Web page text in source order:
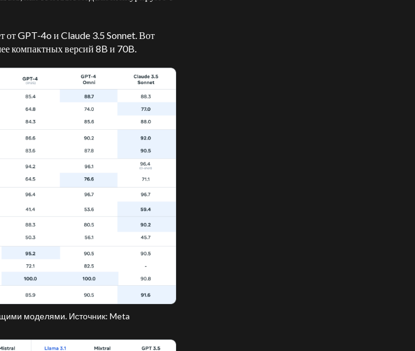
от GPT-4o и Claude 3.5 Sonnet. Вот
компактных версий 8B и 70B.
моделями. Источник: Meta